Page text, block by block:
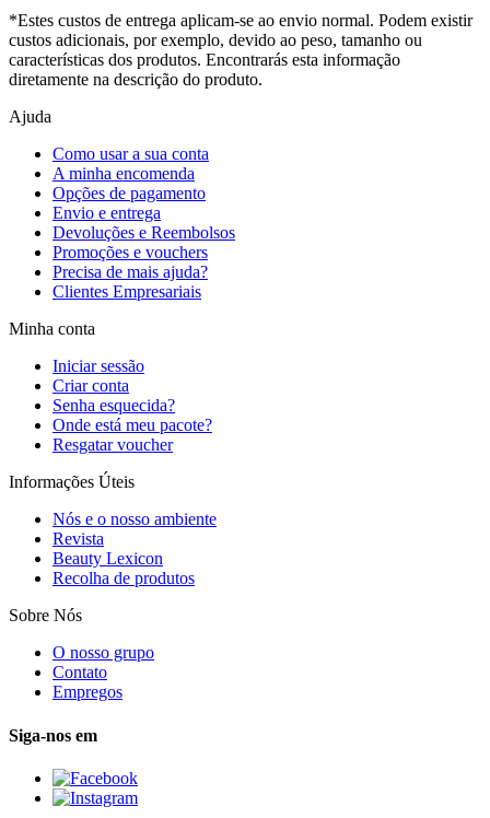
*Estes custos de entrega aplicam-se ao envio normal. Podem existir
custos adicionais, por exemplo, devido ao peso, tamanho ou
características dos produtos. Encontrarás esta informação
diretamente na descrição do produto.
Ajuda
Como usar a sua conta
A minha encomenda
Opções de pagamento
Envio e entrega
Devoluções e Reembolsos
Promoções e vouchers
Precisa de mais ajuda?
Clientes Empresariais
Minha conta
Iniciar sessão
Criar conta
Senha esquecida?
Onde está meu pacote?
Resgatar voucher
Informações Úteis
Nós e o nosso ambiente
Revista
Beauty Lexicon
Recolha de produtos
Sobre Nós
O nosso grupo
Contato
Empregos
Siga-nos em